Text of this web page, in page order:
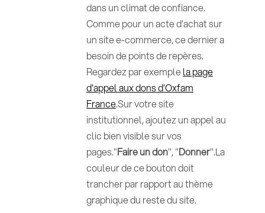
dans un climat de confiance.
Comme pour un acte d'achat sur
un site e-commerce, ce dernier a
besoin de points de repères.
Regardez par exemplela page
d'appel aux dons d'Oxfam
France.Sur votre site
institutionnel, ajoutez un appel au
clic bien visible sur vos
pages."Faire un don", "Donner".La
couleur de ce bouton doit
trancher par rapport au thème
graphique du reste du site.